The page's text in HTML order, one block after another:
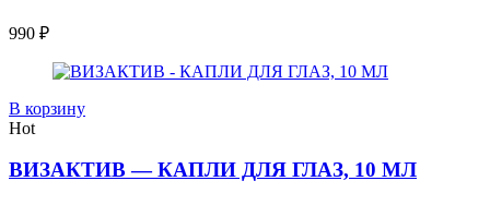
990 ₽
В корзину
Hot
ВИЗАКТИВ — КАПЛИ ДЛЯ ГЛАЗ, 10 МЛ